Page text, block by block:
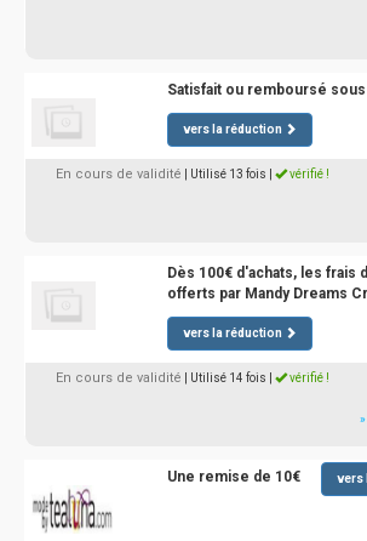
Satisfait ou remboursé
vers la réduction
En cours de validité | Utilisé 13 fois vérifié !
Dès 100€ d'achats, les frais
offerts par Mandy Dreams
vers la réduction
En cours de validité | Utilisé 14 fois vérifié !
Une remise de 10€ vers